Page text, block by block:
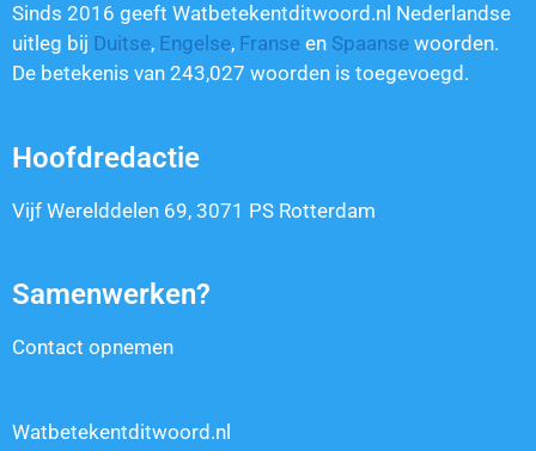
Sinds 2016 geeft Watbetekentditwoord.nl Nederlandse
uitleg bij Duitse, Engelse, Franse en Spaanse woorden.
De betekenis van 243,027 woorden is toegevoegd.
Hoofdredactie
Vijf Werelddelen 69, 3071 PS Rotterdam
Samenwerken?
Contact opnemen
Watbetekentditwoord.nl